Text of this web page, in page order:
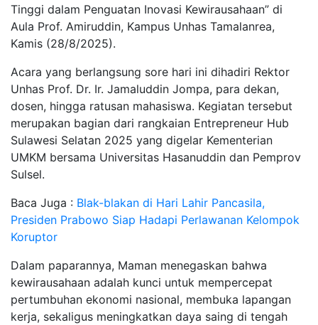
Tinggi dalam Penguatan Inovasi Kewirausahaan” di
Aula Prof. Amiruddin, Kampus Unhas Tamalanrea,
Kamis (28/8/2025).
Acara yang berlangsung sore hari ini dihadiri Rektor
Unhas Prof. Dr. Ir. Jamaluddin Jompa, para dekan,
dosen, hingga ratusan mahasiswa. Kegiatan tersebut
merupakan bagian dari rangkaian Entrepreneur Hub
Sulawesi Selatan 2025 yang digelar Kementerian
UMKM bersama Universitas Hasanuddin dan Pemprov
Sulsel.
Baca Juga : Blak-blakan di Hari Lahir Pancasila,
Presiden Prabowo Siap Hadapi Perlawanan Kelompok
Koruptor
Dalam paparannya, Maman menegaskan bahwa
kewirausahaan adalah kunci untuk mempercepat
pertumbuhan ekonomi nasional, membuka lapangan
kerja, sekaligus meningkatkan daya saing di tengah